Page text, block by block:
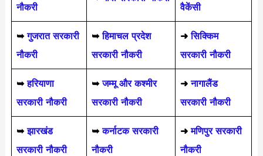
नौकरी
वैकेंसी
➥ गुजरात सरकारी
नौकरी
➥हिमाचल प्रदेश
सरकारी नौकरी
➜ सिक्किम
सरकारी नौकरी
➥हरियाणा
सरकारी नौकरी
➥जम्मू और कश्मीर
सरकारी नौकरी
➜ नागालैंड
सरकारी नौकरी
➥ झारखंड
सरकारी नौकरी
➥ कर्नाटक सरकारी
नौकरी
➜ मणिपुर सरकारी
नौकरी